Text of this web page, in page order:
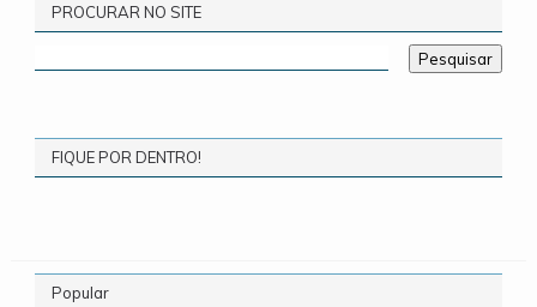
PROCURAR NO SITE
FIQUE POR DENTRO!
Popular